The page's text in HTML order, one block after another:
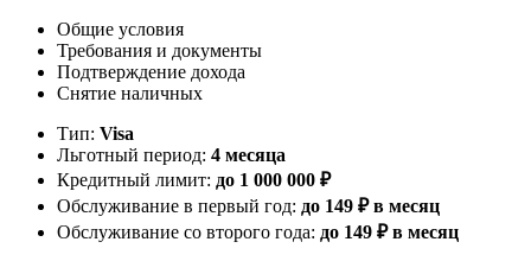
Общие условия
Требования и документы
Подтверждение дохода
Снятие наличных
Тип: Visa
Льготный период: 4 месяца
Кредитный лимит: до 1 000 000 ₽
Обслуживание в первый год: до 149 ₽ в месяц
Обслуживание со второго года: до 149 ₽ в месяц